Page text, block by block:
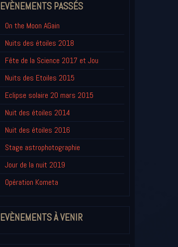
EVÈNEMENTS PASSÉS
On the Moon AGain
Nuits des étoiles 2018
Fête de la Science 2017 et Jou
Nuits des Etoiles 2015
Eclipse solaire 20 mars 2015
Nuit des étoiles 2014
Nuit des étoiles 2016
Stage astrophotographie
Jour de la nuit 2019
Opération Kometa
EVÈNEMENTS À VENIR